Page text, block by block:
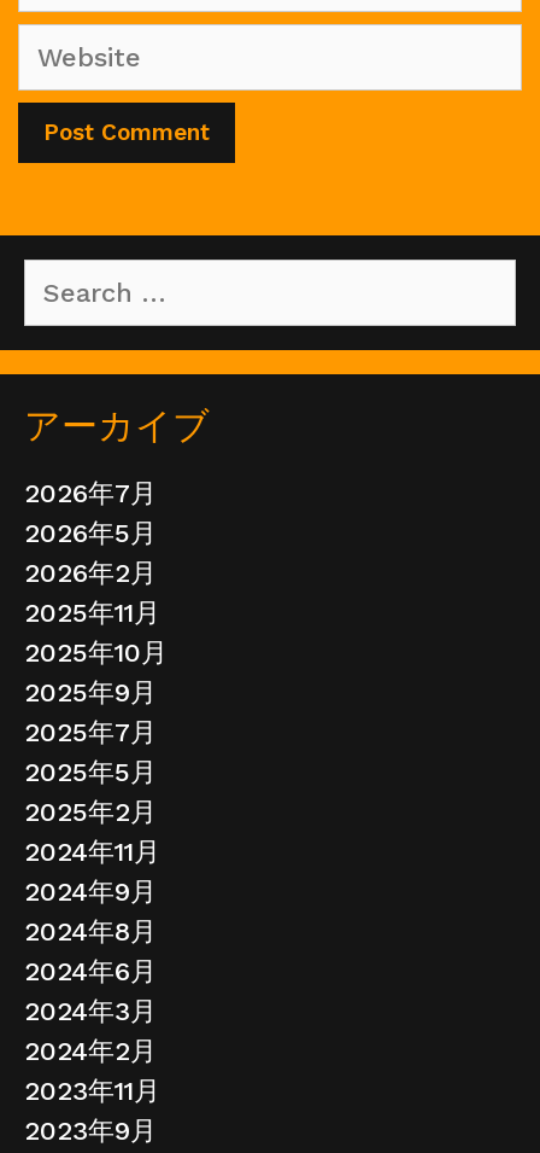
for:
アーカイブ
2026年7月
2026年5月
2026年2月
2025年11月
2025年10月
2025年9月
2025年7月
2025年5月
2025年2月
2024年11月
2024年9月
2024年8月
2024年6月
2024年3月
2024年2月
2023年11月
2023年9月